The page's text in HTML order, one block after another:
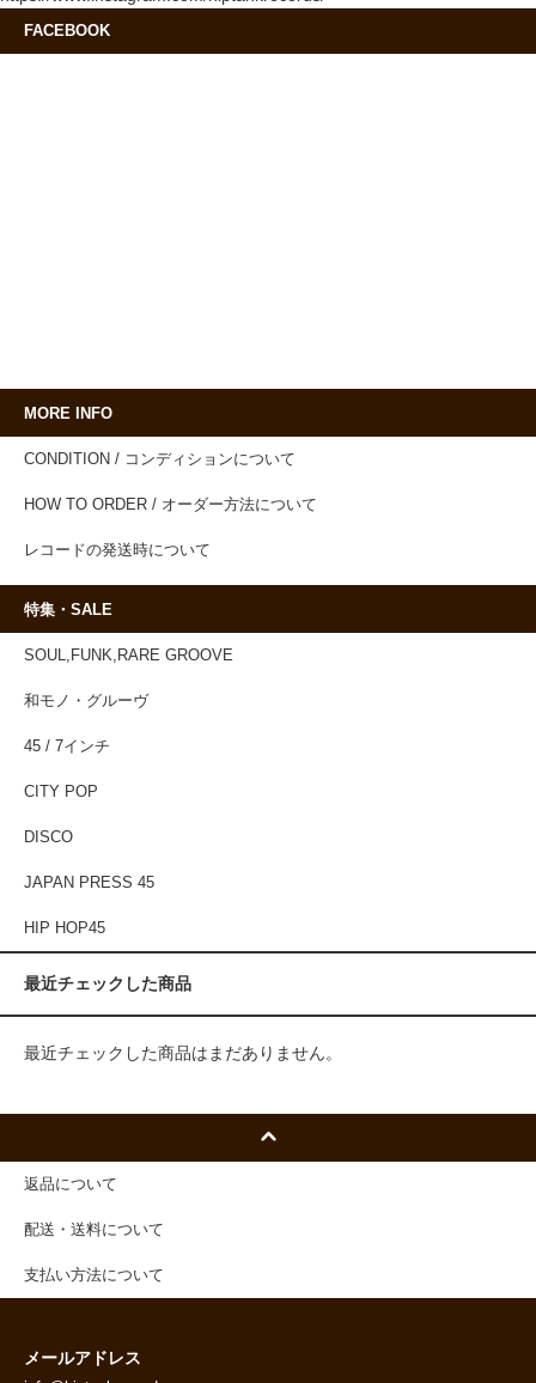
FACEBOOK
MORE INFO
CONDITION / コンディションについて
HOW TO ORDER / オーダー方法について
レコードの発送時について
特集・SALE
SOUL,FUNK,RARE GROOVE
和モノ・グルーヴ
45 / 7インチ
CITY POP
DISCO
JAPAN PRESS 45
HIP HOP45
最近チェックした商品
最近チェックした商品はまだありません。
返品について
配送・送料について
支払い方法について
メールアドレス